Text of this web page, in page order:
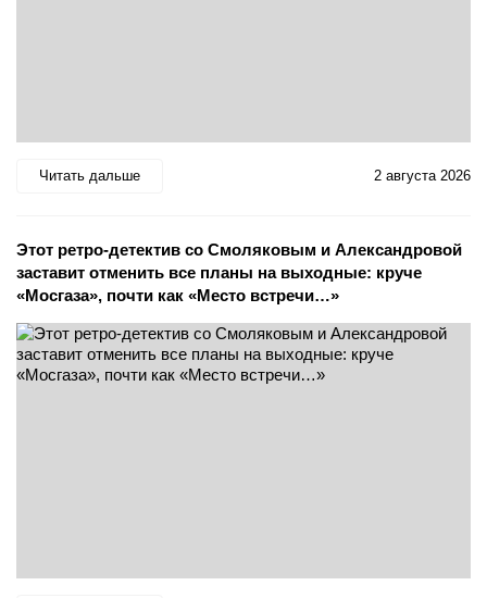
Читать дальше 2 августа 2026
Этот ретро-детектив со Смоляковым и Александровой
заставит отменить все планы на выходные: круче
«Мосгаза», почти как «Место встречи…»